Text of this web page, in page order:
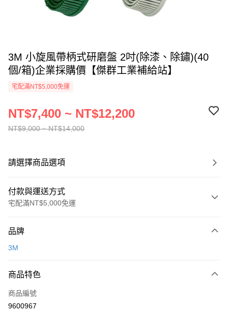
3M 小旋風帶柄式研磨盤 2吋(除漆、除鏽)(40
個/箱)企業採購價【傑群工業補給站】
宅配滿NT$5,000免運
NT$9,000 ~ NT$14,000
NT$7,400 ~ NT$12,200
請選擇商品選項
付款與運送方式
宅配滿NT$5,000免運
信用卡一次付款
LINE Pay
Apple Pay
品牌
3M
商品特色
商品編號
9600967